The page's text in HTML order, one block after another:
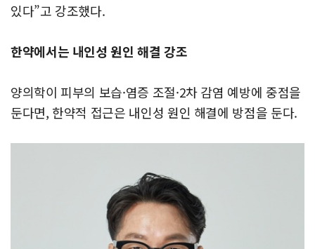
있다”고 강조했다.
한약에서는 내인성 원인 해결 강조
양의학이 피부의 보습·염증 조절·2차 감염 예방에 중점을
둔다면, 한약적 접근은 내인성 원인 해결에 방점을 둔다.